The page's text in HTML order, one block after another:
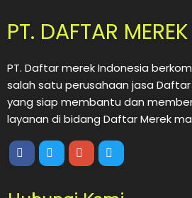
PT. DAFTAR
PT. Daftar merek Indonesia
salah satu perusahaan jasa
yang siap membantu dan
layanan di bidang Daftar Merek